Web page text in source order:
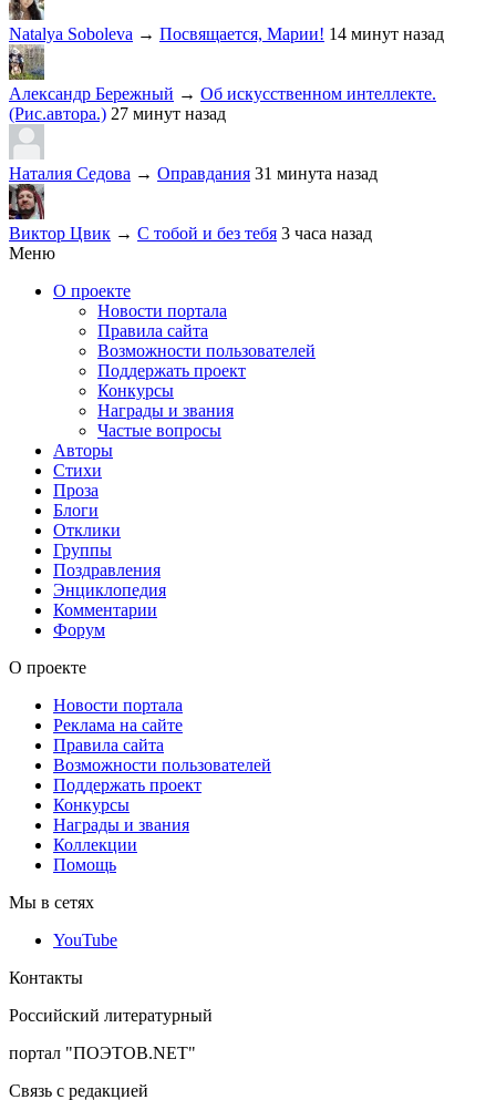
Natalya Soboleva → Посвящается, Марии! 14 минут назад
Александр Бережный → Об искусственном интеллекте.
(Рис.автора.) 27 минут назад
Наталия Седова → Оправдания 31 минута назад
Виктор Цвик → С тобой и без тебя 3 часа назад
Меню
О проекте
Новости портала
Правила сайта
Возможности пользователей
Поддержать проект
Конкурсы
Награды и звания
Частые вопросы
Авторы
Стихи
Проза
Блоги
Отклики
Группы
Поздравления
Энциклопедия
Комментарии
Форум
О проекте
Новости портала
Реклама на сайте
Правила сайта
Возможности пользователей
Поддержать проект
Конкурсы
Награды и звания
Коллекции
Помощь
Мы в сетях
YouTube
Контакты
Российский литературный
портал "ПОЭТОВ.NET"
Связь с редакцией